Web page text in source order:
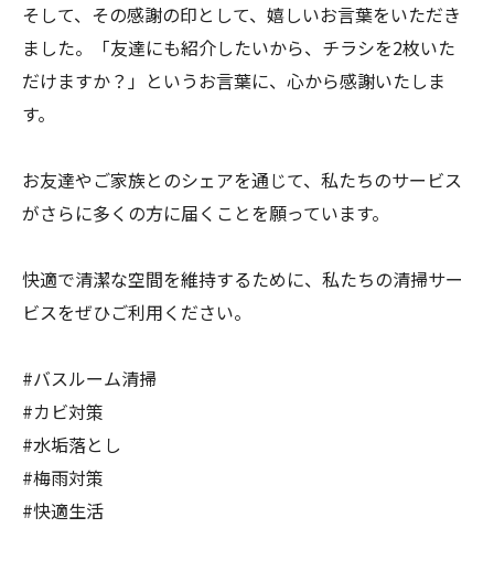
そして、その感謝の印として、嬉しいお言葉をいただき
ました。「友達にも紹介したいから、チラシを2枚いた
だけますか？」というお言葉に、心から感謝いたしま
す。
お友達やご家族とのシェアを通じて、私たちのサービス
がさらに多くの方に届くことを願っています。
快適で清潔な空間を維持するために、私たちの清掃サー
ビスをぜひご利用ください。
#バスルーム清掃
#カビ対策
#水垢落とし
#梅雨対策
#快適生活